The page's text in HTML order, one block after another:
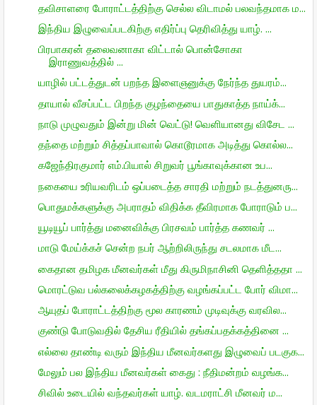
தவிசாளரை போராட்டத்திற்கு செல்ல விடாமல் பலவந்தமாக ம...
இந்திய இழுவைப்படகிற்கு எதிர்ப்பு தெரிவித்து யாழ். ...
பிரபாகரன் தலைவனாகா விட்டால் பொன்சோகா
இராணுவத்தில் ...
யாழில் பட்டத்துடன் பறந்த இளைஞனுக்கு நேர்ந்த துயரம்...
தாயால் வீசப்பட்ட பிறந்த குழந்தையை பாதுகாத்த நாய்க்...
நாடு முழுவதும் இன்று மின் வெட்டு! வெளியானது விசேட ...
தந்தை மற்றும் சித்தப்பாவால் கொடூரமாக அடித்து கொல்ல...
கஜேந்திரகுமார் எம்.பியால் சிறுவர் பூங்காவுக்கான உப...
நகையை உரியவரிடம் ஒப்படைத்த சாரதி மற்றும் நடத்துனரு...
பொதுமக்களுக்கு அபராதம் விதிக்க தீவிரமாக போராடும் ப...
யூடியூப் பார்த்து மனைவிக்கு பிரசவம் பார்த்த கணவர் ...
மாடு மேய்க்கச் சென்ற நபர் ஆற்றிலிருந்து சடலமாக மீட...
கைதான தமிழக மீனவர்கள் மீது கிருமிநாசினி தெளித்ததா ...
மொரட்டுவ பல்கலைக்கழகத்திற்கு வழங்கப்பட்ட போர் விமா...
ஆயுதப் போராட்டத்திற்கு மூல காரணம் முடிவுக்கு வரவில...
குண்டு போடுவதில் தேசிய ரீதியில் தங்கப்பதக்கத்தினை ...
எல்லை தாண்டி வரும் இந்திய மீனவர்களது இழுவைப் படகுக...
மேலும் பல இந்திய மீனவர்கள் கைது : நீதிமன்றம் வழங்க...
சிவில் உடையில் வந்தவர்கள் யாழ். வடமராட்சி மீனவர் ம...